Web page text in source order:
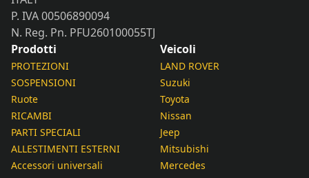
P. IVA 00506890094
N. Reg. Pn. PFU260100055TJ
Prodotti
PROTEZIONI
SOSPENSIONI
Ruote
RICAMBI
PARTI SPECIALI
ALLESTIMENTI ESTERNI
Accessori universali
Veicoli
LAND ROVER
Suzuki
Toyota
Nissan
Jeep
Mitsubishi
Mercedes